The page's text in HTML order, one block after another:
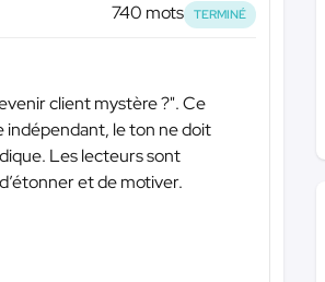
740 mots TERMINÉ
client mystère ?". Ce
indépendant, le ton ne doit
Les lecteurs sont
et de motiver.